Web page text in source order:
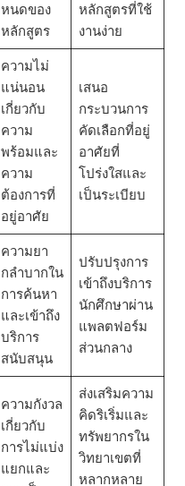
หนดของ
หลักสูตร
หลักสูตรที่ใช้
งานง่าย
ความไม่
แน่นอน
เกี่ยวกับ
ความ
พร้อมและ
ความ
ต้องการที่
อยู่อาศัย
เสนอ
กระบวนการ
คัดเลือกที่อยู่
อาศัยที่
โปร่งใสและ
เป็นระเบียบ
ความยา
กลําบากใน
การค้นหา
และเข้าถึง
บริการ
สนับสนุน
ปรับปรุงการ
เข้าถึงบริการ
นักศึกษาผ่าน
แพลตฟอร์ม
ส่วนกลาง
ความกังวล
เกี่ยวกับ
การไม่แบ่ง
แยกและ
ส่งเสริมความ
คิดริเริ่มและ
ทรัพยากรใน
วิทยาเขตที่
หลากหลาย